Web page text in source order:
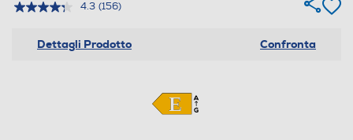
4.3 (156)
Dettagli Prodotto Confronta